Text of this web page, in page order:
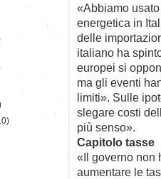
«Abbiamo
energetica in
delle
italiano ha
europei si
ma gli eventi
limiti». Sulle
slegare costi
più senso».
Capitolo tasse
«Il governo non
aumentare le